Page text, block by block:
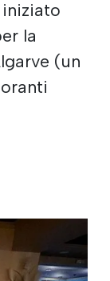
la
(un